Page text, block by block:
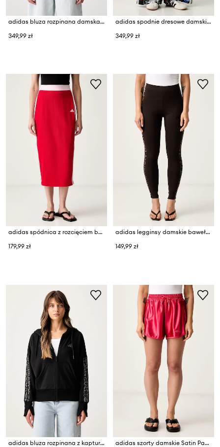
adidas bluza rozpinana damska z bawełną x Farm Rio
349,99 zł
adidas spodnie dresowe damskie z bawełną x Farm Rio
349,99 zł
adidas spódnica z rozcięciem bawełniana z elastanem Racing Pack
179,99 zł
adidas legginsy damskie bawełniane z elastanem Leopard Pack
149,99 zł
adidas bluza rozpinana z kapturem damska z bawełną Leopard Pack
adidas szorty damskie Satin Pack